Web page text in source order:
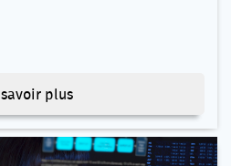
plus